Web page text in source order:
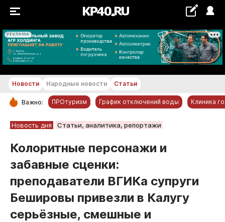
РЕКЛАМА
+19...+20 °С
РУБРИКИ
Новости компаний
Статьи
Народные новости
Авто и транспорт
Благоустройство
Новости Народные новости Статьи
Важно: ПРОтуризм График отключений воды Клиника
Новость дня Статьи, аналитика, репортажи
Колоритные персонажи и
забавные сценки:
преподаватели ВГИКа супруги
Бешировы привезли в Калугу
серьёзные, смешные и